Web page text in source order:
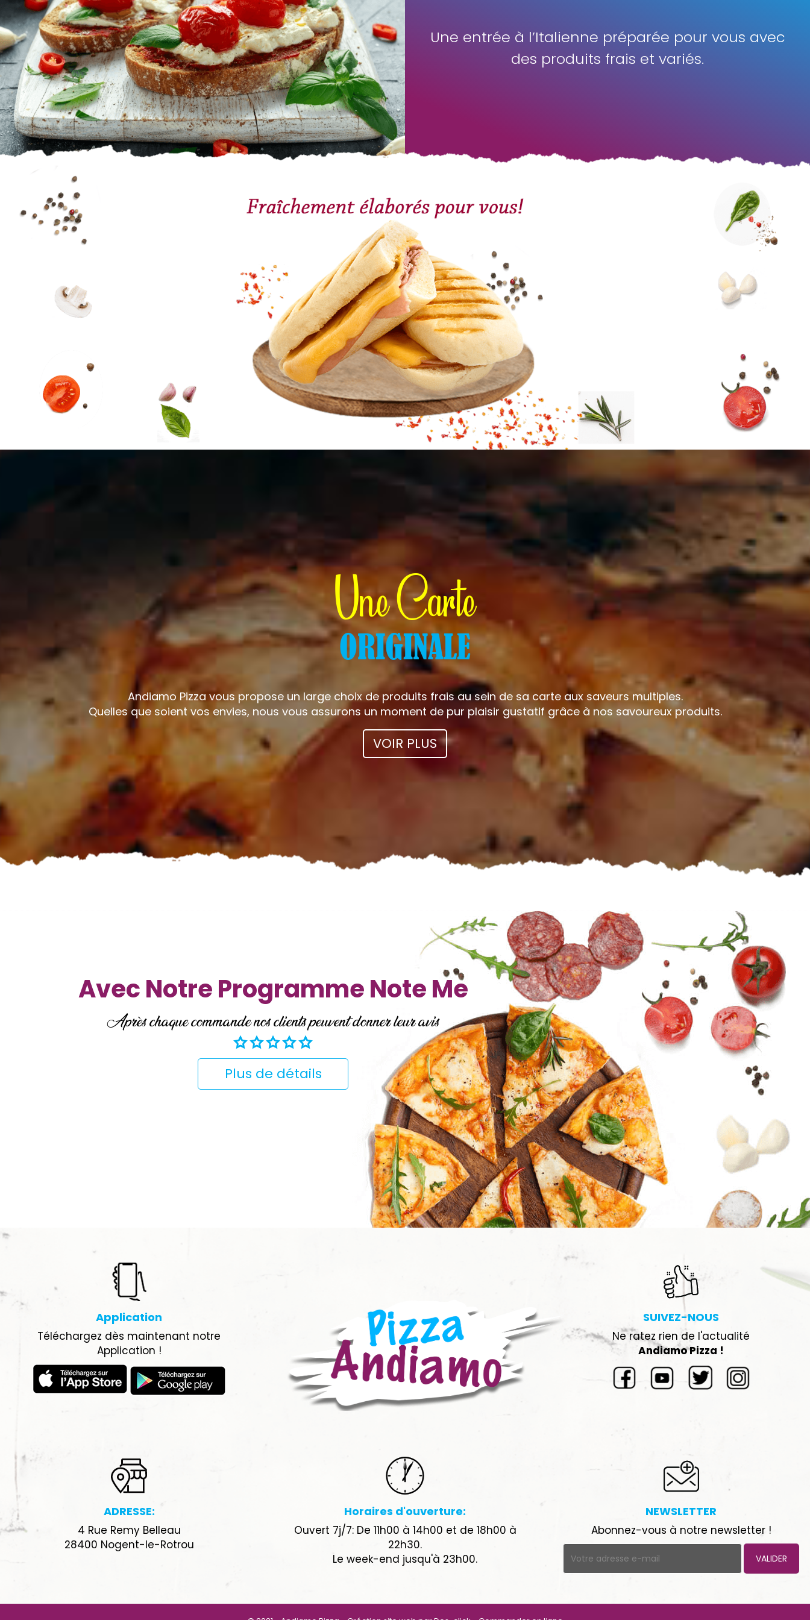
Une entrée à l’Italienne préparée pour vous avec
des produits frais et variés.
Une Carte
ORIGINALE
Andiamo Pizza vous propose un large choix de produits frais au sein de sa carte aux saveurs multiples.
Quelles que soient vos envies, nous vous assurons un moment de pur plaisir gustatif grâce à nos savoureux produits.
VOIR PLUS
Avec Notre Programme Note Me
Après chaque commande nos clients peuvent donner leur avis
Plus de détails
Application
Téléchargez dès maintenant notre
Application !
SUIVEZ-NOUS
Ne ratez rien de l'actualité
Andiamo Pizza !
ADRESSE:
4 Rue Remy Belleau
28400 Nogent-le-Rotrou
Horaires d'ouverture:
Ouvert 7j/7: De 11h00 à 14h00 et de 18h00 à
22h30.
Le week-end jusqu'à 23h00.
NEWSLETTER
Abonnez-vous à notre newsletter !
VALIDER